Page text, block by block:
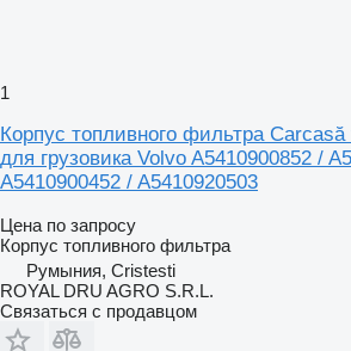
1
Корпус топливного фильтра
для грузовика Volvo A5410900852 /
A5410900452 / A5410920503
Цена по запросу
Корпус топливного фильтра
Румыния, Cristesti
ROYAL DRU AGRO S.R.L.
Связаться с продавцом